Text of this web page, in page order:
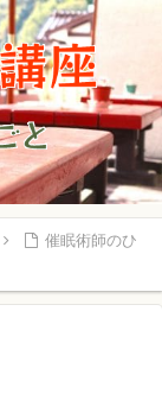
催眠術師のひ